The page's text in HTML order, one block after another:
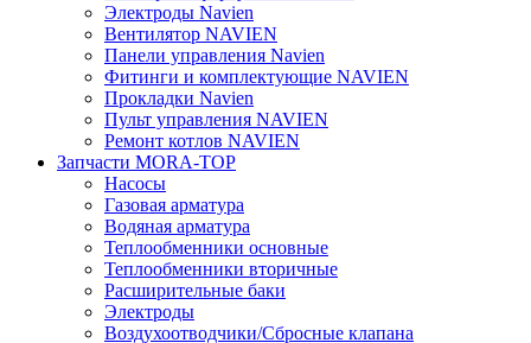
Электроды Navien
Вентилятор NAVIEN
Панели управления Navien
Фитинги и комплектующие NAVIEN
Прокладки Navien
Пульт управления NAVIEN
Ремонт котлов NAVIEN
Запчасти MORA-TOP
Насосы
Газовая арматура
Водяная арматура
Теплообменники основные
Теплообменники вторичные
Расширительные баки
Электроды
Воздухоотводчики/Сбросные клапана